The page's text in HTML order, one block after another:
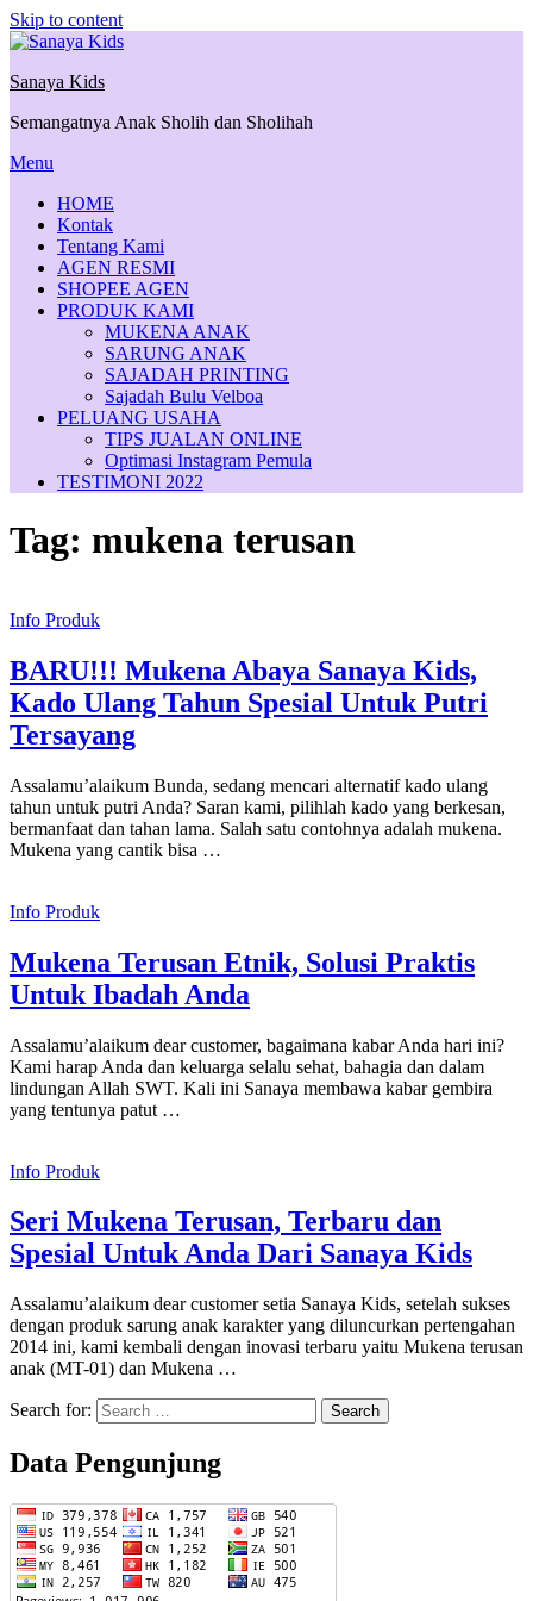
Skip to content
Sanaya Kids
Semangatnya Anak Sholih dan Sholihah
Menu
HOME
Kontak
Tentang Kami
AGEN RESMI
SHOPEE AGEN
PRODUK KAMI
MUKENA ANAK
SARUNG ANAK
SAJADAH PRINTING
Sajadah Bulu Velboa
PELUANG USAHA
TIPS JUALAN ONLINE
Optimasi Instagram Pemula
TESTIMONI 2022
Tag: mukena terusan
Info Produk
BARU!!! Mukena Abaya Sanaya Kids,
Kado Ulang Tahun Spesial Untuk Putri
Tersayang
Assalamu’alaikum Bunda, sedang mencari alternatif kado ulang
tahun untuk putri Anda? Saran kami, pilihlah kado yang berkesan,
bermanfaat dan tahan lama. Salah satu contohnya adalah mukena.
Mukena yang cantik bisa …
Info Produk
Mukena Terusan Etnik, Solusi Praktis
Untuk Ibadah Anda
Assalamu’alaikum dear customer, bagaimana kabar Anda hari ini?
Kami harap Anda dan keluarga selalu sehat, bahagia dan dalam
lindungan Allah SWT. Kali ini Sanaya membawa kabar gembira
yang tentunya patut …
Info Produk
Seri Mukena Terusan, Terbaru dan
Spesial Untuk Anda Dari Sanaya Kids
Assalamu’alaikum dear customer setia Sanaya Kids, setelah sukses
dengan produk sarung anak karakter yang diluncurkan pertengahan
2014 ini, kami kembali dengan inovasi terbaru yaitu Mukena terusan
anak (MT-01) dan Mukena …
Search for:
Data Pengunjung